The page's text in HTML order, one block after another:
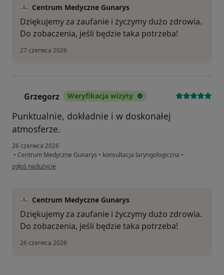
Centrum Medyczne Gunarys
Dziękujemy za zaufanie i życzymy dużo zdrowia.
Do zobaczenia, jeśli będzie taka potrzeba!
27 czerwca 2026
Grzegorz Weryfikacja wizyty
Punktualnie, dokładnie i w doskonałej
atmosferze.
26 czerwca 2026
• Centrum Medyczne Gunarys • konsultacja laryngologiczna •
w opinii użytkownika Grzegorz
zgłoś nadużycie
Centrum Medyczne Gunarys
Dziękujemy za zaufanie i życzymy dużo zdrowia.
Do zobaczenia, jeśli będzie taka potrzeba!
26 czerwca 2026